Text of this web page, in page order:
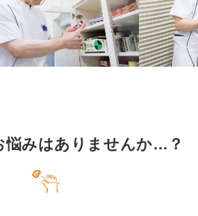
悩みはありませんか…？